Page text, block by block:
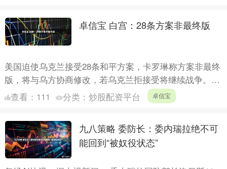
卓信宝 白宫：28条方案非最终版
美国迫使乌克兰接受28条和平方案，卡罗琳称方案非最终
版，将与乌方协商修改，若乌克兰拒接受将继续战争。
白宫：28条方案非最终版 今天凌晨，美国强逼乌克兰接
查看： 111 分类： 炒股配资平台 卓信宝
九八策略 委防长：委内瑞拉绝不可
能回到“被奴役状态”